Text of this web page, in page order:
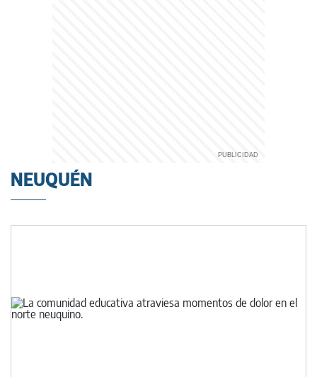
NEUQUÉN